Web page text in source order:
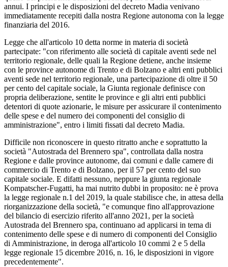
annui. I principi e le disposizioni del decreto Madia venivano
immediatamente recepiti dalla nostra Regione autonoma con la legge
finanziaria del 2016.
Legge che all'articolo 10 detta norme in materia di società
partecipate: "con riferimento alle società di capitale aventi sede nel
territorio regionale, delle quali la Regione detiene, anche insieme
con le province autonome di Trento e di Bolzano e altri enti pubblici
aventi sede nel territorio regionale, una partecipazione di oltre il 50
per cento del capitale sociale, la Giunta regionale definisce con
propria deliberazione, sentite le province e gli altri enti pubblici
detentori di quote azionarie, le misure per assicurare il contenimento
delle spese e del numero dei componenti del consiglio di
amministrazione", entro i limiti fissati dal decreto Madia.
Difficile non riconoscere in questo ritratto anche e soprattutto la
società "Autostrada del Brennero spa", controllata dalla nostra
Regione e dalle province autonome, dai comuni e dalle camere di
commercio di Trento e di Bolzano, per il 57 per cento del suo
capitale sociale. E difatti nessuno, neppure la giunta regionale
Kompatscher-Fugatti, ha mai nutrito dubbi in proposito: ne è prova
la legge regionale n.1 del 2019, la quale stabilisce che, in attesa della
riorganizzazione della società, "e comunque fino all'approvazione
del bilancio di esercizio riferito all'anno 2021, per la società
Autostrada del Brennero spa, continuano ad applicarsi in tema di
contenimento delle spese e di numero di componenti del Consiglio
di Amministrazione, in deroga all'articolo 10 commi 2 e 5 della
legge regionale 15 dicembre 2016, n. 16, le disposizioni in vigore
precedentemente".